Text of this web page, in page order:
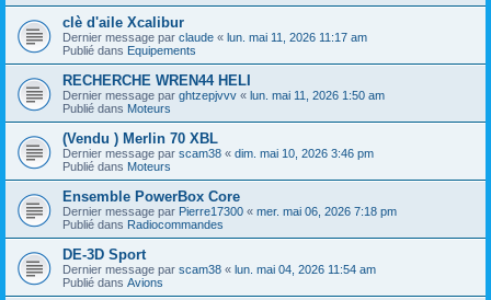
clè d'aile Xcalibur
Dernier message par claude « lun. mai 11, 2026 11:17 am
Publié dans Equipements
RECHERCHE WREN44 HELI
Dernier message par ghtzepjvvv « lun. mai 11, 2026 1:50 am
Publié dans Moteurs
(Vendu ) Merlin 70 XBL
Dernier message par scam38 « dim. mai 10, 2026 3:46 pm
Publié dans Moteurs
Ensemble PowerBox Core
Dernier message par Pierre17300 « mer. mai 06, 2026 7:18 pm
Publié dans Radiocommandes
DE-3D Sport
Dernier message par scam38 « lun. mai 04, 2026 11:54 am
Publié dans Avions